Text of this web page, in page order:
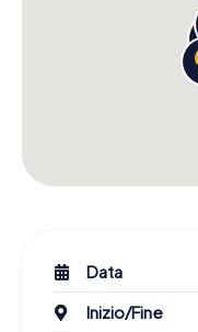
Data
Inizio/Fine